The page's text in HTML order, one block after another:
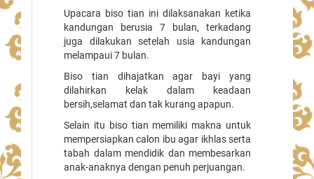
Upacara biso tian ini dilaksanakan ketika
kandungan berusia 7 bulan, terkadang
juga dilakukan setelah usia kandungan
melampaui 7 bulan.
Biso tian dihajatkan agar bayi yang
dilahirkan kelak dalam keadaan
bersih,selamat dan tak kurang apapun.
Selain itu biso tian memiliki makna untuk
mempersiapkan calon ibu agar ikhlas serta
tabah dalam mendidik dan membesarkan
anak-anaknya dengan penuh perjuangan.